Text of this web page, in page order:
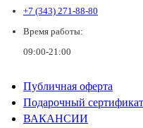
+7 (343) 271-88-80
Время работы:
09:00-21:00
Публичная оферта
Подарочный сертификат
ВАКАНСИИ